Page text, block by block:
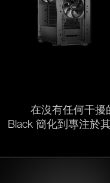
在沒有任何干擾
Black 簡化到專注於